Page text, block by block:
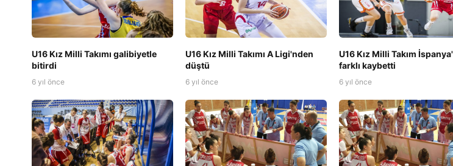
U16 Kız Milli Takımı galibiyetle
bitirdi
6 yıl önce
U16 Kız Milli Takımı A Ligi'nden
düştü
6 yıl önce
U16 Kız Milli Takım
farklı kaybetti
6 yıl önce